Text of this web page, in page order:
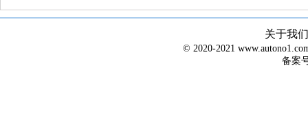
关于我们
© 2020-2021
备案